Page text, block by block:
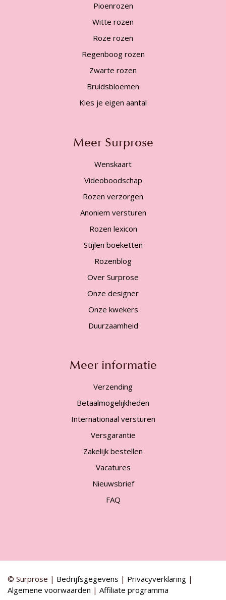
Pioenrozen
Witte rozen
Roze rozen
Regenboog rozen
Zwarte rozen
Bruidsbloemen
Kies je eigen aantal
Meer Surprose
Wenskaart
Videoboodschap
Rozen verzorgen
Anoniem versturen
Rozen lexicon
Stijlen boeketten
Rozenblog
Over Surprose
Onze designer
Onze kwekers
Duurzaamheid
Meer informatie
Verzending
Betaalmogelijkheden
Internationaal versturen
Versgarantie
Zakelijk bestellen
Vacatures
Nieuwsbrief
FAQ
© Surprose | Bedrijfsgegevens | Privacyverklaring |
Algemene voorwaarden | Affiliate programma